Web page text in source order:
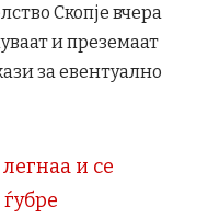
Скопје вчера
и преземаат
за евентуално
и се